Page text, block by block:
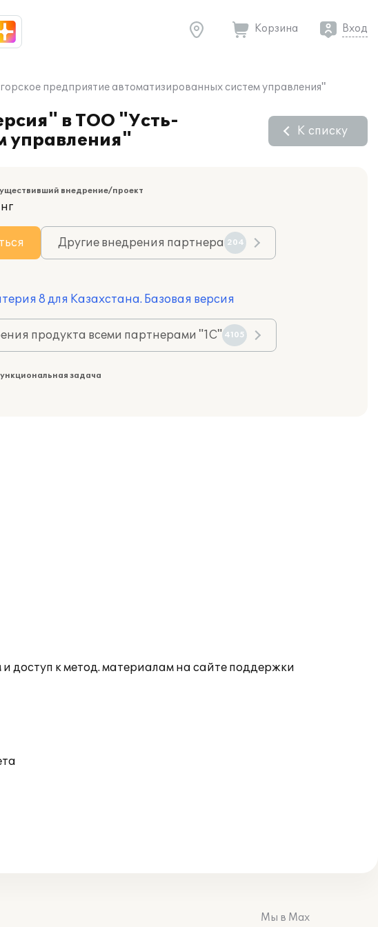
Корзина Вход
предприятие автоматизированных систем управления"
в ТОО "Усть-
управления"
К списку
внедрение/проект
Другие внедрения партнера 204
8 для Казахстана. Базовая версия
продукта всеми партнерами "1С" 4105
задача
доступ к метод. материалам на сайте поддержки
Мы в Max